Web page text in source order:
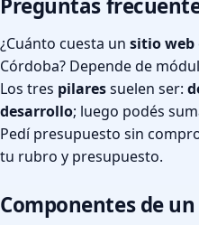
Preguntas
¿Cuánto cuesta un sitio web
Córdoba? Depende de
Los tres pilaressuelen ser:
desarrollo; luego podés
Pedí presupuesto sin
tu rubro y presupuesto.
Componentes de